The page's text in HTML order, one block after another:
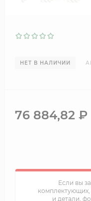
НЕТ В НАЛИЧИИ
76 884,82 ₽
Если вы
и детали,